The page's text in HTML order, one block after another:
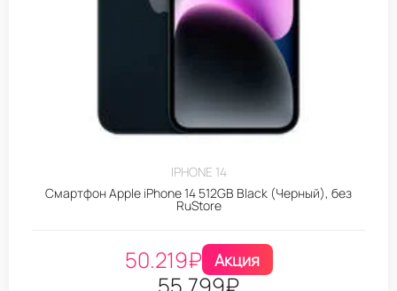
IPHONE 14
Смартфон Apple iPhone 14 512GB Black (Черный), без
RuStore
50.219₽ Акция